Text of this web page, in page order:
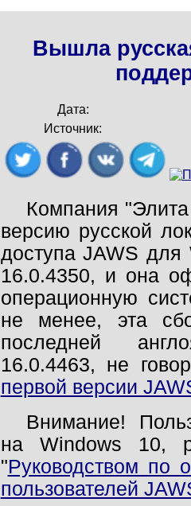
Вышла
Дата:
Источник:
Компания
версию русской
доступа JAWS
16.0.4350, и она
операционную
не менее, эта
последней
16.0.4463, не
первой версии
Внимание!
на Windows 10,
"Руководством по
пользователей